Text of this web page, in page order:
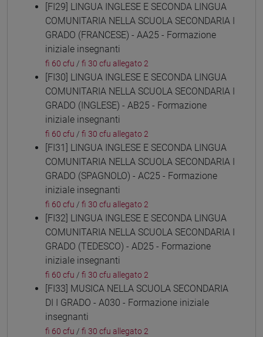
[FI29] LINGUA INGLESE E SECONDA LINGUA
COMUNITARIA NELLA SCUOLA SECONDARIA I
GRADO (FRANCESE) - AA25 - Formazione
iniziale insegnanti
fi 60 cfu / fi 30 cfu allegato 2
[FI30] LINGUA INGLESE E SECONDA LINGUA
COMUNITARIA NELLA SCUOLA SECONDARIA I
GRADO (INGLESE) - AB25 - Formazione
iniziale insegnanti
fi 60 cfu / fi 30 cfu allegato 2
[FI31] LINGUA INGLESE E SECONDA LINGUA
COMUNITARIA NELLA SCUOLA SECONDARIA I
GRADO (SPAGNOLO) - AC25 - Formazione
iniziale insegnanti
fi 60 cfu / fi 30 cfu allegato 2
[FI32] LINGUA INGLESE E SECONDA LINGUA
COMUNITARIA NELLA SCUOLA SECONDARIA I
GRADO (TEDESCO) - AD25 - Formazione
iniziale insegnanti
fi 60 cfu / fi 30 cfu allegato 2
[FI33] MUSICA NELLA SCUOLA SECONDARIA
DI I GRADO - A030 - Formazione iniziale
insegnanti
fi 60 cfu / fi 30 cfu allegato 2